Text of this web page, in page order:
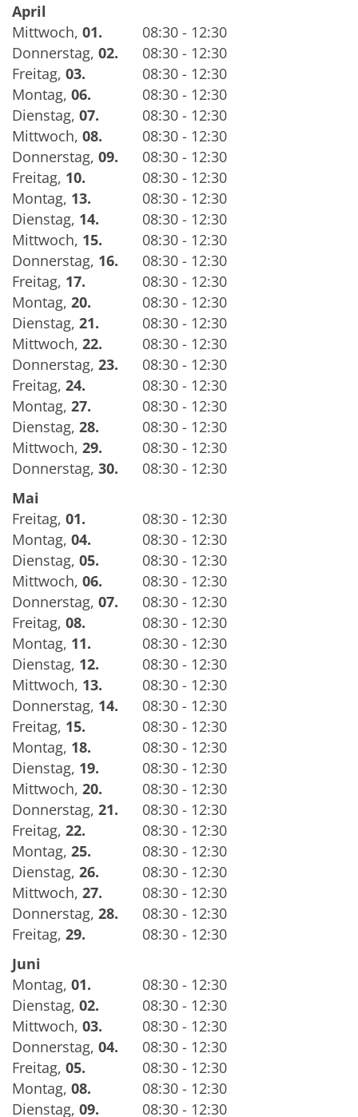
April
Mittwoch, 01.
08:30 - 12:30
Donnerstag, 02.
08:30 - 12:30
Freitag, 03.
08:30 - 12:30
Montag, 06.
08:30 - 12:30
Dienstag, 07.
08:30 - 12:30
Mittwoch, 08.
08:30 - 12:30
Donnerstag, 09.
08:30 - 12:30
Freitag, 10.
08:30 - 12:30
Montag, 13.
08:30 - 12:30
Dienstag, 14.
08:30 - 12:30
Mittwoch, 15.
08:30 - 12:30
Donnerstag, 16.
08:30 - 12:30
Freitag, 17.
08:30 - 12:30
Montag, 20.
08:30 - 12:30
Dienstag, 21.
08:30 - 12:30
Mittwoch, 22.
08:30 - 12:30
Donnerstag, 23.
08:30 - 12:30
Freitag, 24.
08:30 - 12:30
Montag, 27.
08:30 - 12:30
Dienstag, 28.
08:30 - 12:30
Mittwoch, 29.
08:30 - 12:30
Donnerstag, 30.
08:30 - 12:30
Mai
Freitag, 01.
08:30 - 12:30
Montag, 04.
08:30 - 12:30
Dienstag, 05.
08:30 - 12:30
Mittwoch, 06.
08:30 - 12:30
Donnerstag, 07.
08:30 - 12:30
Freitag, 08.
08:30 - 12:30
Montag, 11.
08:30 - 12:30
Dienstag, 12.
08:30 - 12:30
Mittwoch, 13.
08:30 - 12:30
Donnerstag, 14.
08:30 - 12:30
Freitag, 15.
08:30 - 12:30
Montag, 18.
08:30 - 12:30
Dienstag, 19.
08:30 - 12:30
Mittwoch, 20.
08:30 - 12:30
Donnerstag, 21.
08:30 - 12:30
Freitag, 22.
08:30 - 12:30
Montag, 25.
08:30 - 12:30
Dienstag, 26.
08:30 - 12:30
Mittwoch, 27.
08:30 - 12:30
Donnerstag, 28.
08:30 - 12:30
Freitag, 29.
08:30 - 12:30
Juni
Montag, 01.
08:30 - 12:30
Dienstag, 02.
08:30 - 12:30
Mittwoch, 03.
08:30 - 12:30
Donnerstag, 04.
08:30 - 12:30
Freitag, 05.
08:30 - 12:30
Montag, 08.
08:30 - 12:30
Dienstag, 09. 08:30 - 12:30